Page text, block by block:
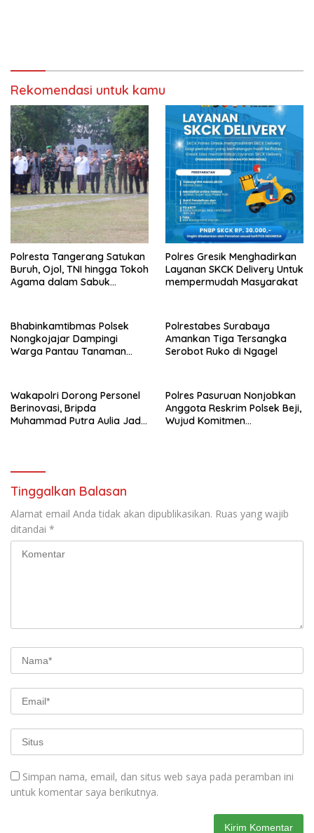
Rekomendasi untuk kamu
Polresta Tangerang Satukan
Buruh, Ojol, TNI hingga Tokoh
Agama dalam Sabuk
Polres Gresik Menghadirkan
Layanan SKCK Delivery Untuk
mempermudah Masyarakat
Bhabinkamtibmas Polsek
Nongkojajar Dampingi
Warga Pantau Tanaman
Polrestabes Surabaya
Amankan Tiga Tersangka
Serobot Ruko di Ngagel
Wakapolri Dorong Personel
Berinovasi, Bripda
Muhammad Putra Aulia Jadi
Polres Pasuruan Nonjobkan
Anggota Reskrim Polsek Beji,
Wujud Komitmen
Tinggalkan Balasan
Alamat email Anda tidak akan dipublikasikan. Ruas yang wajib
ditandai *
Simpan nama, email, dan situs web saya pada peramban ini
untuk komentar saya berikutnya.